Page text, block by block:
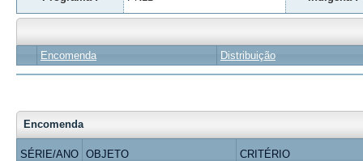
Encomenda Distribuição
Encomenda
SÉRIE/ANO OBJETO CRITÉRIO